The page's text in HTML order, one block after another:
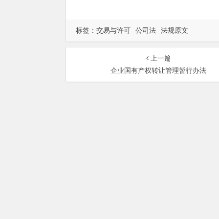
标签：交易与许可 公司法 法规原文
上一篇
企业国有产权转让管理暂行办法